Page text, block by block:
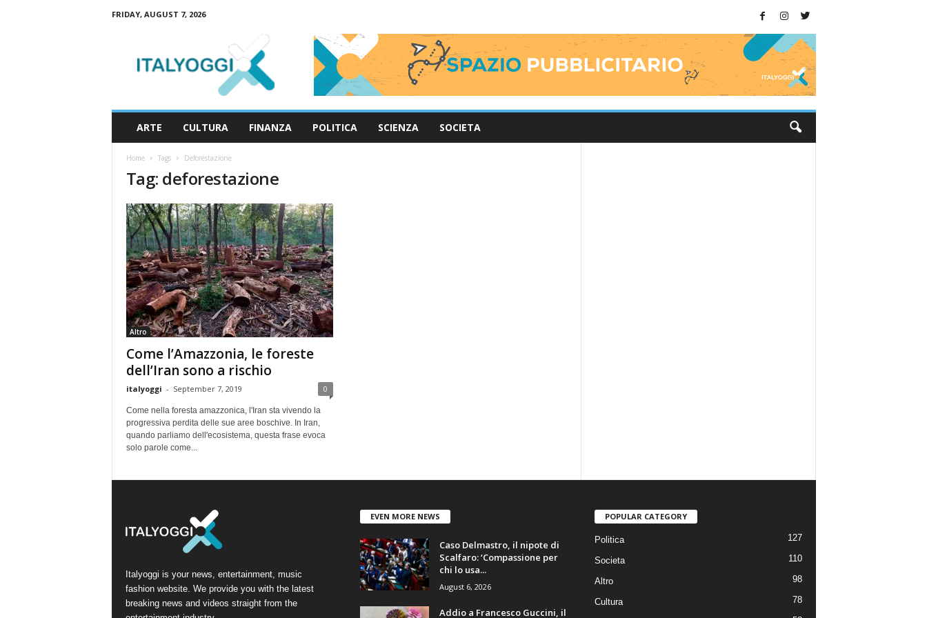
FRIDAY, AUGUST 7, 2026
ARTE CULTURA FINANZA POLITICA SCIENZA SOCIETA
Home Tags Deforestazione
Tag: deforestazione
Altro
Come l’Amazzonia, le foreste
dell’Iran sono a rischio
italyoggi - September 7, 2019 0
Come nella foresta amazzonica, l'Iran sta vivendo la
progressiva perdita delle sue aree boschive. In Iran,
quando parliamo dell'ecosistema, questa frase evoca
solo parole come...
Italyoggi is your news, entertainment, music
fashion website. We provide you with the latest
breaking news and videos straight from the
EVEN MORE NEWS
Caso Delmastro, il nipote di
Scalfaro: ‘Compassione per
chi lo usa...
August 6, 2026
Addio a Francesco Guccini, il
POPULAR CATEGORY
Politica 127
Societa 110
Altro 98
Cultura 78